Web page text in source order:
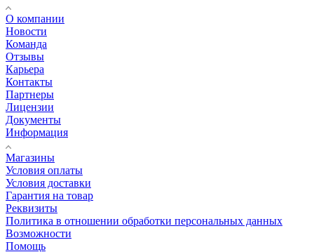
О компании
Новости
Команда
Отзывы
Карьера
Контакты
Партнеры
Лицензии
Документы
Информация
Магазины
Условия оплаты
Условия доставки
Гарантия на товар
Реквизиты
Политика в отношении обработки персональных данных
Возможности
Помощь